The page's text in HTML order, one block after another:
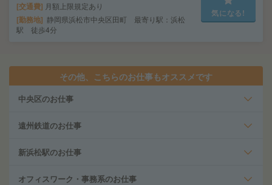
交通費 月額上限規定あり
勤務地
静岡県浜松市中央区田町 最寄り駅：浜松
駅 徒歩4分
気になる!
その他、こちらのお仕事もオススメです
中央区のお仕事
遠州鉄道のお仕事
新浜松駅のお仕事
オフィスワーク・事務系のお仕事